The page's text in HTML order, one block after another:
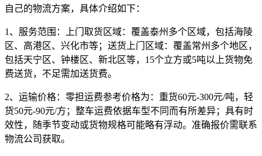
自己的物流方案，具体介绍如下：
1、服务范围：
上门取货区域：覆盖泰州多个区域，包括海陵
区、高港区、兴化市等；送货上门区域：覆盖常州多个地区，
包括天宁区、钟楼区、新北区等，15个立方或5吨以上货物免
费送货，不足需加送货费。
2、运输价格： 零担运费参考价格为： 重货60元-300元/吨，轻
货50元-90元/方 ；整车运费依据车型不同而有所差异；具有时
效性，随季节变动或货物规格可能略有浮动。准确报价需联系
物流公司获取。